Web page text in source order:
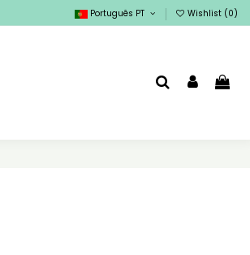
Português PT Wishlist (0)